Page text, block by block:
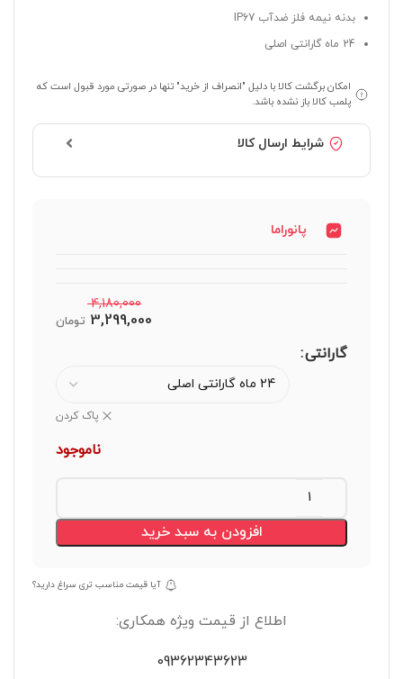
بدنه نیمه فلز ضدآب IP67
24 ماه گارانتی اصلی
امکان برگشت کالا با دلیل "انصراف از خرید" تنها در صورتی مورد قبول است که
پلمب کالا باز نشده باشد.
شرایط ارسال کالا
پانوراما
4,180,000
3,299,000 تومان
گارانتی
پاک کردن
ناموجود
افزودن به سبد خرید
آیا قیمت مناسب تری سراغ دارید؟
اطلاع از قیمت ویژه همکاری:
09362343623